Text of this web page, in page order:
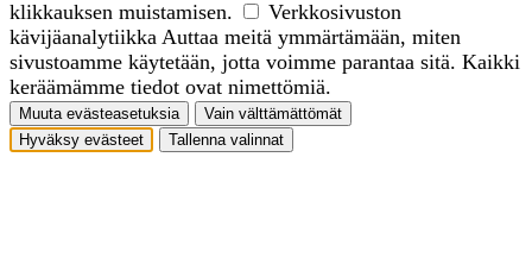
klikkauksen muistamisen.
Verkkosivuston
kävijäanalytiikka Auttaa meitä ymmärtämään, miten
sivustoamme käytetään, jotta voimme parantaa sitä. Kaikki
keräämämme tiedot ovat nimettömiä.
Muuta evästeasetuksia
Vain välttämättömät
Hyväksy evästeet
Tallenna valinnat